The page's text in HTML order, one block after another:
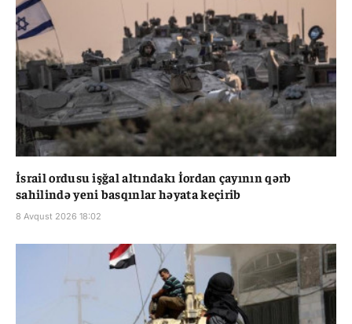
İsrail ordusu işğal altındakı İordan çayının qərb
sahilində yeni basqınlar həyata keçirib
8 Avqust 2026 18:02